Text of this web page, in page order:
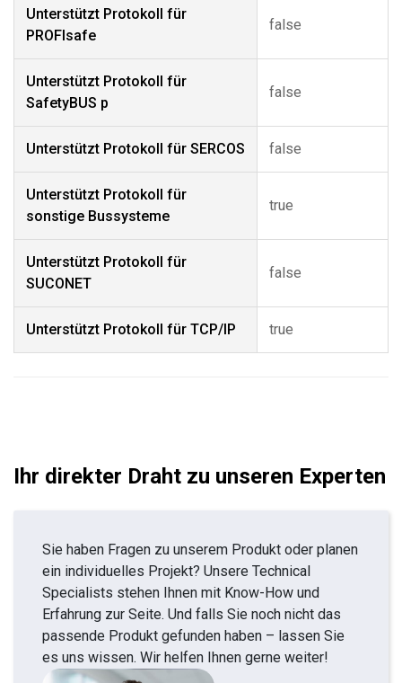
Unterstützt Protokoll für
PROFIsafe
false
Unterstützt Protokoll für
SafetyBUS p
false
Unterstützt Protokoll für SERCOS false
Unterstützt Protokoll für
sonstige Bussysteme
true
Unterstützt Protokoll für
SUCONET
false
Unterstützt Protokoll für TCP/IP true
Ihr direkter Draht zu unseren Experten
Sie haben Fragen zu unserem Produkt oder planen
ein individuelles Projekt? Unsere Technical
Specialists stehen Ihnen mit Know-How und
Erfahrung zur Seite. Und falls Sie noch nicht das
passende Produkt gefunden haben – lassen Sie
es uns wissen. Wir helfen Ihnen gerne weiter!